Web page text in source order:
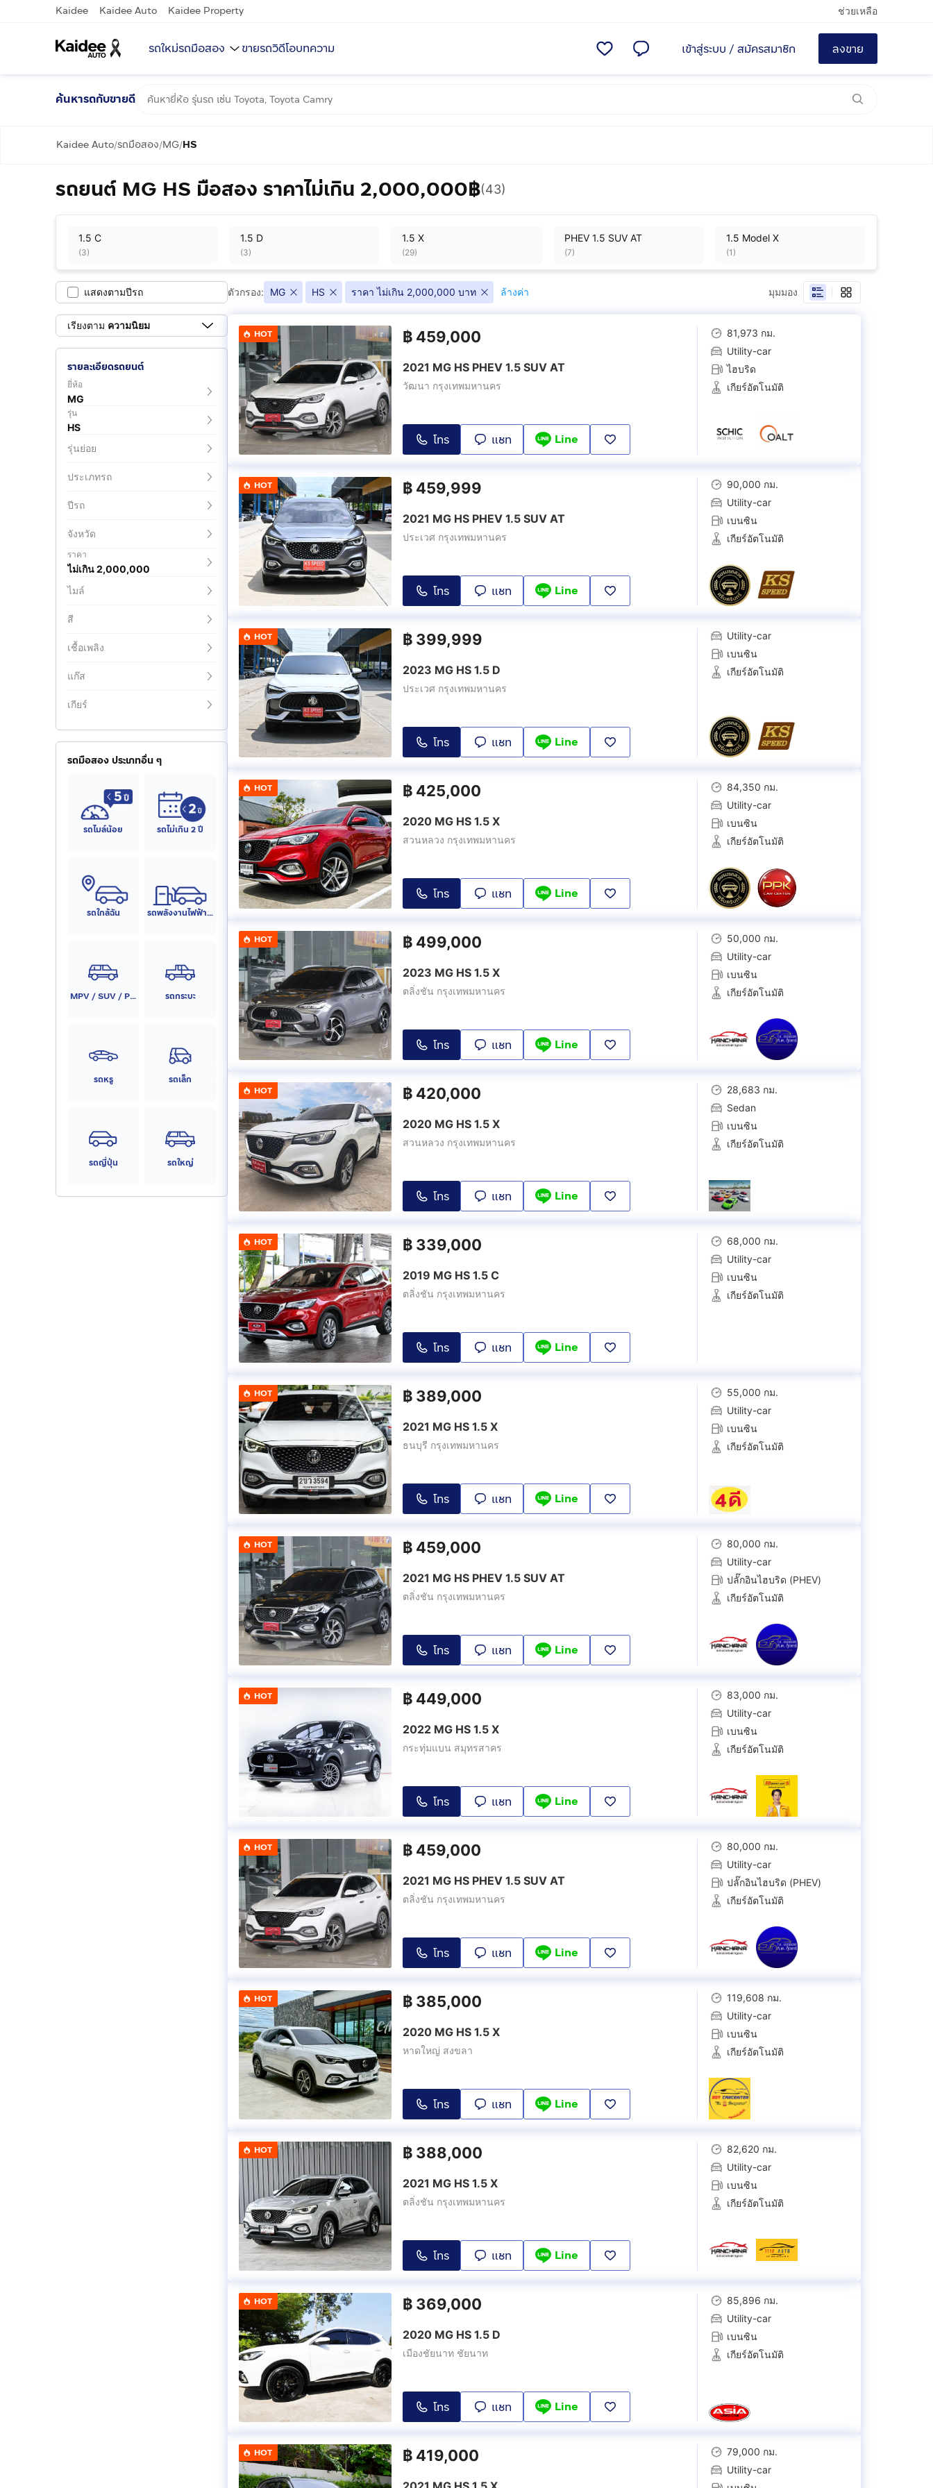
Kaidee Kaidee Auto Kaidee Property ช่วยเหลือ
รถใหม่รถมือสอง ขายรถวิดีโอบทความ เข้าสู่ระบบ / สมัครสมาชิก ลงขาย
ค้นหารถกับขายดี
Kaidee Auto/รถมือสอง/MG/HS
รถยนต์ MG HS มือสอง ราคาไม่เกิน 2,000,000฿(43)
1.5 C
(3)
1.5 D
(3)
1.5 X
(29)
PHEV 1.5 SUV AT
(7)
1.5 Model X
(1 )
แสดงตามปีรถ
เรียงตาม ความนิยม
รายละเอียดรถยนต์
ยี่ห้อ
MG
รุ่น
HS
รุ่นย่อย
ประเภทรถ
ปีรถ
จังหวัด
ราคา
ไม่เกิน 2,000,000
ไมล์
สี
เชื้อเพลิง
แก๊ส
เกียร์
รถมือสอง ประเภทอื่น ๆ
รถไมล์น้อย รถไม่เกิน 2 ปี
รถใกล้ฉัน รถพลังงานไฟฟ้า (EV)
MPV / SUV / PPV รถกระบะ
รถหรู รถเล็ก
รถญี่ปุ่น รถใหญ่
ตัวกรอง: MG HS ราคา ไม่เกิน 2,000,000 บาท ล้างค่า มุมมอง
HOT ฿ 459,000
2021 MG HS PHEV 1.5 SUV AT
วัฒนา กรุงเทพมหานคร
โทร แชท Line
81,973 กม.
Utility-car
ไฮบริด
เกียร์อัตโนมัติ
HOT ฿ 459,999
2021 MG HS PHEV 1.5 SUV AT
ประเวศ กรุงเทพมหานคร
โทร แชท Line
90,000 กม.
Utility-car
เบนซิน
เกียร์อัตโนมัติ
HOT ฿ 399,999
2023 MG HS 1.5 D
ประเวศ กรุงเทพมหานคร
โทร แชท Line
Utility-car
เบนซิน
เกียร์อัตโนมัติ
HOT ฿ 425,000
2020 MG HS 1.5 X
สวนหลวง กรุงเทพมหานคร
โทร แชท Line
84,350 กม.
Utility-car
เบนซิน
เกียร์อัตโนมัติ
HOT ฿ 499,000
2023 MG HS 1.5 X
ตลิ่งชัน กรุงเทพมหานคร
โทร แชท Line
50,000 กม.
Utility-car
เบนซิน
เกียร์อัตโนมัติ
HOT ฿ 420,000
2020 MG HS 1.5 X
สวนหลวง กรุงเทพมหานคร
โทร แชท Line
28,683 กม.
Sedan
เบนซิน
เกียร์อัตโนมัติ
HOT ฿ 339,000
2019 MG HS 1.5 C
ตลิ่งชัน กรุงเทพมหานคร
โทร แชท Line
68,000 กม.
Utility-car
เบนซิน
เกียร์อัตโนมัติ
HOT ฿ 389,000
2021 MG HS 1.5 X
ธนบุรี กรุงเทพมหานคร
โทร แชท Line
55,000 กม.
Utility-car
เบนซิน
เกียร์อัตโนมัติ
HOT ฿ 459,000
2021 MG HS PHEV 1.5 SUV AT
ตลิ่งชัน กรุงเทพมหานคร
โทร แชท Line
80,000 กม.
Utility-car
ปลั๊กอินไฮบริด (PHEV)
เกียร์อัตโนมัติ
HOT ฿ 449,000
2022 MG HS 1.5 X
กระทุ่มแบน สมุทรสาคร
โทร แชท Line
83,000 กม.
Utility-car
เบนซิน
เกียร์อัตโนมัติ
HOT ฿ 459,000
2021 MG HS PHEV 1.5 SUV AT
ตลิ่งชัน กรุงเทพมหานคร
โทร แชท Line
80,000 กม.
Utility-car
ปลั๊กอินไฮบริด (PHEV)
เกียร์อัตโนมัติ
HOT ฿ 385,000
2020 MG HS 1.5 X
หาดใหญ่ สงขลา
โทร แชท Line
119,608 กม.
Utility-car
เบนซิน
เกียร์อัตโนมัติ
HOT ฿ 388,000
2021 MG HS 1.5 X
ตลิ่งชัน กรุงเทพมหานคร
โทร แชท Line
82,620 กม.
Utility-car
เบนซิน
เกียร์อัตโนมัติ
HOT ฿ 369,000
2020 MG HS 1.5 D
เมืองชัยนาท ชัยนาท
โทร แชท Line
85,896 กม.
Utility-car
เบนซิน
เกียร์อัตโนมัติ
HOT ฿ 419,000
79,000 กม.
Utility-car